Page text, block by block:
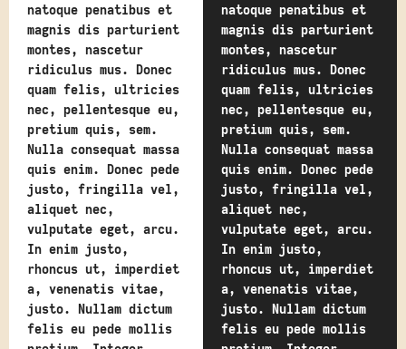
natoque penatibus et
magnis dis parturient
montes, nascetur
ridiculus mus. Donec
quam felis, ultricies
nec, pellentesque eu,
pretium quis, sem.
Nulla consequat massa
quis enim. Donec pede
justo, fringilla vel,
aliquet nec,
vulputate eget, arcu.
In enim justo,
rhoncus ut, imperdiet
a, venenatis vitae,
justo. Nullam dictum
felis eu pede mollis
natoque penatibus et
magnis dis parturient
montes, nascetur
ridiculus mus. Donec
quam felis, ultricies
nec, pellentesque eu,
pretium quis, sem.
Nulla consequat massa
quis enim. Donec pede
justo, fringilla vel,
aliquet nec,
vulputate eget, arcu.
In enim justo,
rhoncus ut, imperdiet
a, venenatis vitae,
justo. Nullam dictum
felis eu pede mollis